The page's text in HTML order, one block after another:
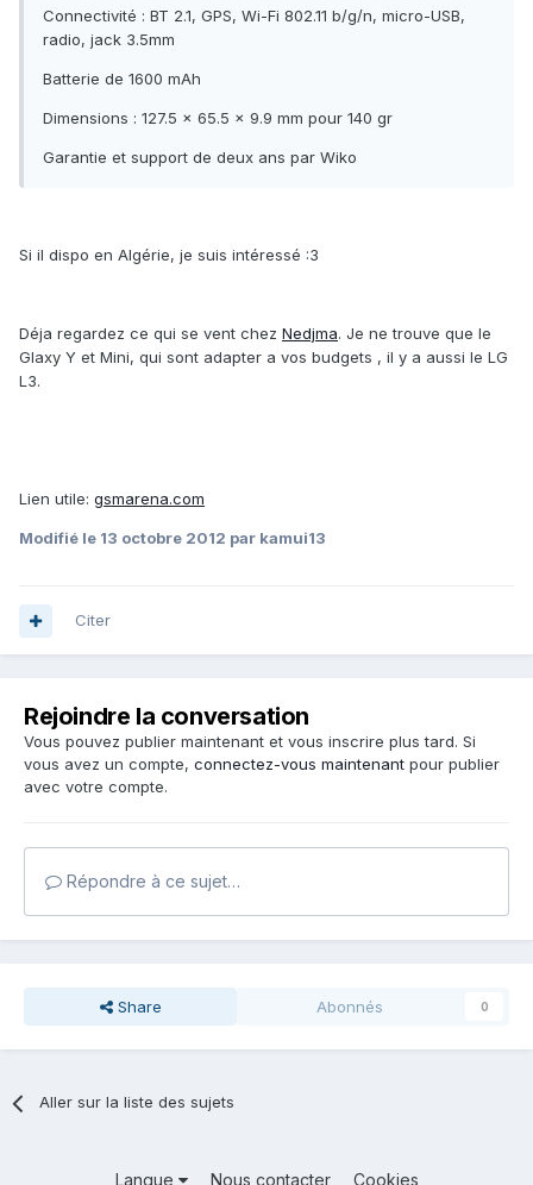
Connectivité : BT 2.1, GPS, Wi-Fi 802.11 b/g/n, micro-USB,
radio, jack 3.5mm
Batterie de 1600 mAh
Dimensions : 127.5 x 65.5 x 9.9 mm pour 140 gr
Garantie et support de deux ans par Wiko
Si il dispo en Algérie, je suis intéressé :3
Déja regardez ce qui se vent chez Nedjma. Je ne trouve que le
Glaxy Y et Mini, qui sont adapter a vos budgets , il y a aussi le LG
L3.
Lien utile: gsmarena.com
Modifié le 13 octobre 2012 par kamui13
Citer
Rejoindre la conversation
Vous pouvez publier maintenant et vous inscrire plus tard. Si
vous avez un compte, connectez-vous maintenant pour publier
avec votre compte.
Répondre à ce sujet…
Share Abonnés 0
Aller sur la liste des sujets
Langue Nous contacter Cookies